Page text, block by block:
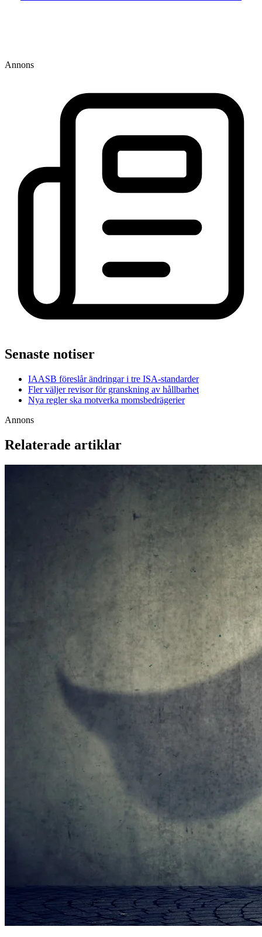
Annons
Senaste notiser
IAASB föreslår ändringar i tre ISA-standarder
Fler väljer revisor för granskning av hållbarhet
Nya regler ska motverka momsbedrägerier
Annons
Relaterade artiklar